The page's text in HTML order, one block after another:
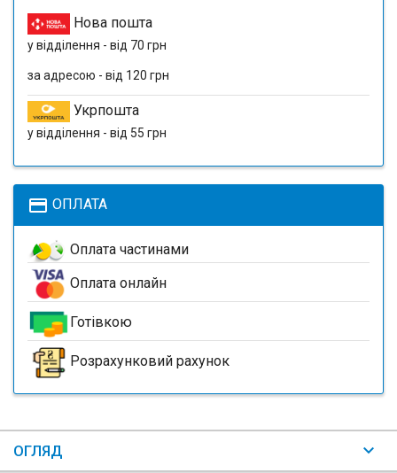
Нова пошта
у відділення - від 70 грн
за адресою - від 120 грн
Укрпошта
у відділення - від 55 грн
payment ОПЛАТА
Оплата частинами
Оплата онлайн
Готівкою
Розрахунковий рахунок
ОГЛЯД